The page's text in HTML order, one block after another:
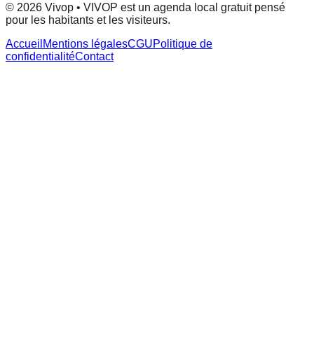
© 2026 Vivop • VIVOP est un agenda local gratuit pensé
pour les habitants et les visiteurs.
Accueil Mentions légalesCGUPolitique de
confidentialitéContact